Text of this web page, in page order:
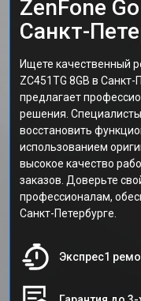
ZenFone
Санкт-
Ищете качественный
ZC451TG 8GB в
предлагает
решения.
восстановить
использованием
высокое качество
заказов. Доверьте
профессионалам,
Санкт-Петербурге.
Экспрес1